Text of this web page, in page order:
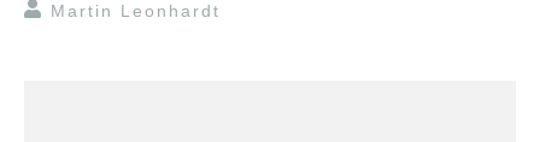
Martin Leonhardt